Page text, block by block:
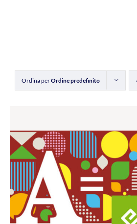
Ordina perOrdine predefinito